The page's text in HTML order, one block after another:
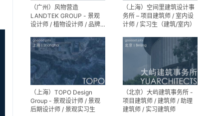
（广州）风物营造
LANDTEK GROUP - 景观
设计师 / 植物设计师 / 品牌
（上海）空间里建筑设计事
务所 – 项目建筑师 / 室内设
计师 / 实习生（建筑/室内）
（上海）TOPO Design
Group - 景观设计师 / 景观
后期设计师 / 景观实习生
（北京）大屿建筑事务所 -
项目建筑师 / 建筑师 / 助理
建筑师 / 实习建筑师